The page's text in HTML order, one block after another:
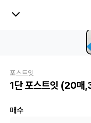
포스트잇
1단 포스트잇 (20
매수